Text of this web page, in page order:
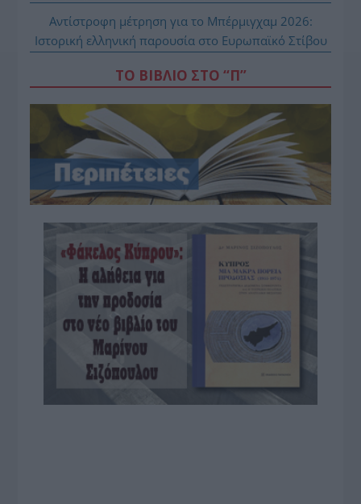
Αντίστροφη μέτρηση για το Μπέρμιγχαμ 2026:
Ιστορική ελληνική παρουσία στο Ευρωπαϊκό Στίβου
ΤΟ ΒΙΒΛΙΟ ΣΤΟ “Π”